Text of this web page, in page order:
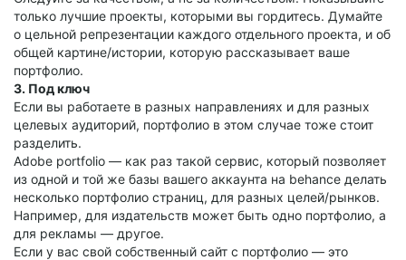
только лучшие проекты, которыми вы гордитесь. Думайте
о цельной репрезентации каждого отдельного проекта, и об
общей картине/истории, которую рассказывает ваше
портфолио.
3. Под ключ
Если вы работаете в разных направлениях и для разных
целевых аудиторий, портфолио в этом случае тоже стоит
разделить.
Adobe portfolio — как раз такой сервис, который позволяет
из одной и той же базы вашего аккаунта на behance делать
несколько портфолио страниц, для разных целей/рынков.
Например, для издательств может быть одно портфолио, а
для рекламы — другое.
Если у вас свой собственный сайт с портфолио — это